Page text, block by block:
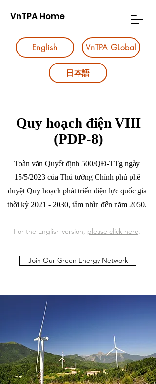
VnTPA Home
English VnTPA GLobal
日本語
Quy hoạch điện VIII
(PDP-8)
Toàn văn Quyết định 500/QĐ-TTg ngày
15/5/2023 của Thủ tướng Chính phủ phê
duyệt Quy hoạch phát triển điện lực quốc gia
thời kỳ 2021 - 2030, tầm nhìn đến năm 2050.
For the English version, please click here.
Join Our Green Energy Network